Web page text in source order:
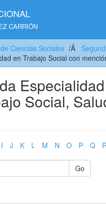
CARRIÓN
Ciencias Sociales
en Trabajo Social con
Social,
I J K L M N O P Q
Go